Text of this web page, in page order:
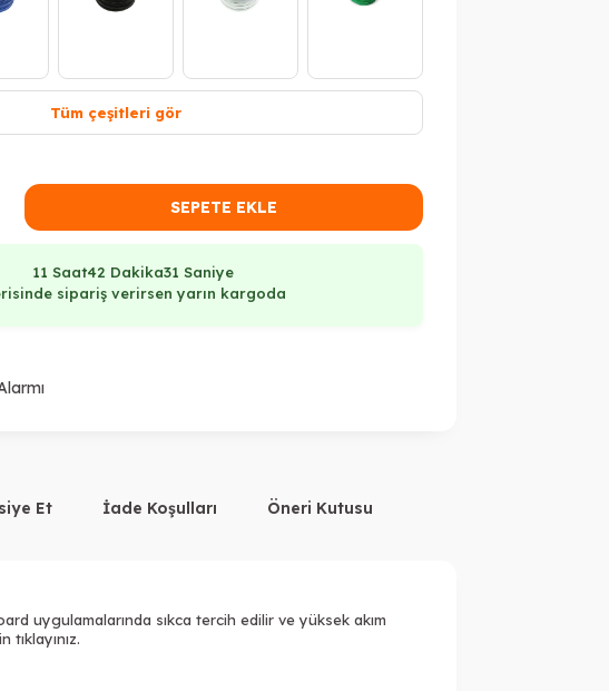
Tüm çeşitleri gör
SEPETE EKLE
11 Saat42 Dakika31 Saniye
sipariş verirsen yarın kargoda
Et İade Koşulları Öneri Kutusu
uygulamalarında sıkca tercih edilir ve yüksek akım
tıklayınız.